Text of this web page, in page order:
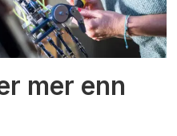
mer enn